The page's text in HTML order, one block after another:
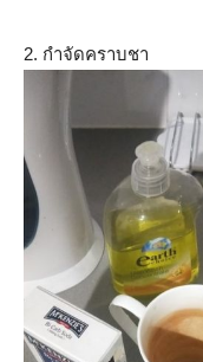
2. กำจัดคราบชา